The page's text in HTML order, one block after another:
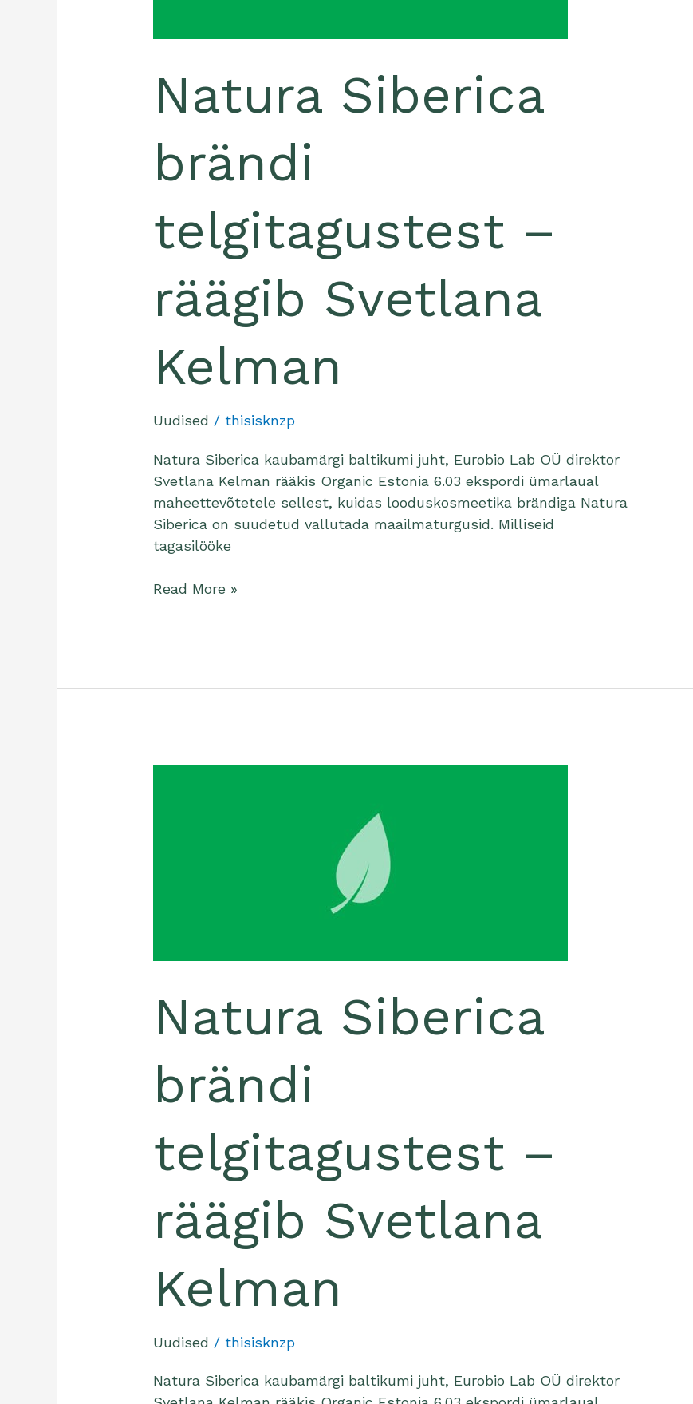
Natura Siberica
brändi
telgitagustest –
räägib Svetlana
Kelman
Uudised /thisisknzp
Natura Siberica kaubamärgi baltikumi juht, Eurobio Lab OÜ direktor
Svetlana Kelman rääkis Organic Estonia 6.03 ekspordi ümarlaual
maheettevõtetele sellest, kuidas looduskosmeetika brändiga Natura
Siberica on suudetud vallutada maailmaturgusid. Milliseid
tagasilööke
Read More »
Natura Siberica
brändi
telgitagustest –
räägib Svetlana
Kelman
Uudised /thisisknzp
Natura Siberica kaubamärgi baltikumi juht, Eurobio Lab OÜ direktor